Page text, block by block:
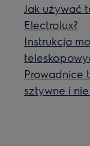
Jak używać
Electrolux?
Instrukcja
Prowadnice
sztywne i